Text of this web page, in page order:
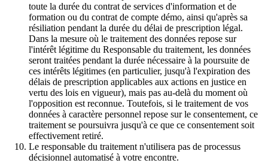
toute la durée du contrat de services d'information et de
formation ou du contrat de compte démo, ainsi qu'après sa
résiliation pendant la durée du délai de prescription légal.
Dans la mesure où le traitement des données repose sur
l'intérêt légitime du Responsable du traitement, les données
seront traitées pendant la durée nécessaire à la poursuite de
ces intérêts légitimes (en particulier, jusqu'à l'expiration des
délais de prescription applicables aux actions en justice en
vertu des lois en vigueur), mais pas au-delà du moment où
l'opposition est reconnue. Toutefois, si le traitement de vos
données à caractère personnel repose sur le consentement, ce
traitement se poursuivra jusqu'à ce que ce consentement soit
effectivement retiré.
Le responsable du traitement n'utilisera pas de processus
décisionnel automatisé à votre encontre.